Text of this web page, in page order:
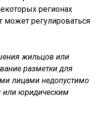
регионах
может регулироваться
жильцов или
разметки для
лицами недопустимо
или юридическим